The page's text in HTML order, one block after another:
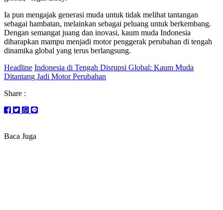
Ia pun mengajak generasi muda untuk tidak melihat tantangan
sebagai hambatan, melainkan sebagai peluang untuk berkembang.
Dengan semangat juang dan inovasi, kaum muda Indonesia
diharapkan mampu menjadi motor penggerak perubahan di tengah
dinamika global yang terus berlangsung.
Headline Indonesia di Tengah Disrupsi Global: Kaum Muda
Ditantang Jadi Motor Perubahan
Share :
Baca Juga